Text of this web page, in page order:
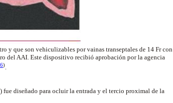
y que son vehiculizables por vainas transeptales de 14 Fr con
del AAI. Este dispositivo recibió aprobación por la agencia
)
diseñado para ocluir la entrada y el tercio proximal de la